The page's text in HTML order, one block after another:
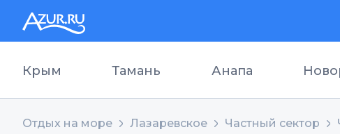
Крым Тамань Анапа
Отдых на море Лазаревское Частный сектор